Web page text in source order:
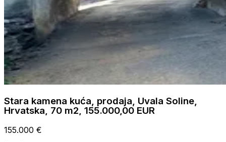
Stara kamena kuća, prodaja, Uvala Soline,
Hrvatska, 70 m2, 155.000,00 EUR
155.000 €